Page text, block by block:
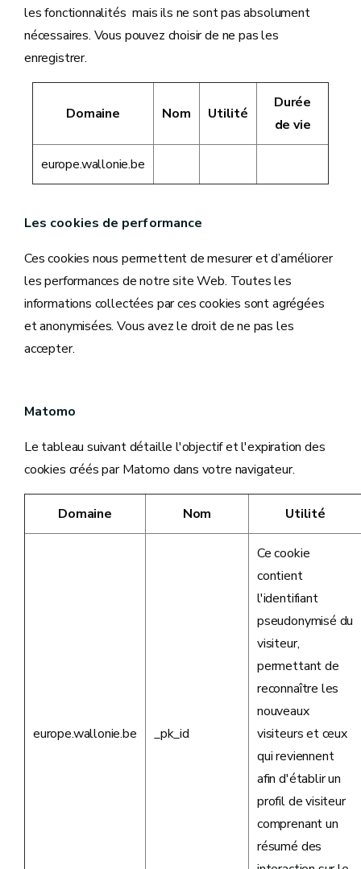
les fonctionnalités mais ils ne sont pas absolument
nécessaires. Vous pouvez choisir de ne pas les
enregistrer.
Domaine Nom Utilité
Durée
de vie
europe.wallonie.be
Les cookies de performance
Ces cookies nous permettent de mesurer et d’améliorer
les performances de notre site Web. Toutes les
informations collectées par ces cookies sont agrégées
et anonymisées. Vous avez le droit de ne pas les
accepter.
Matomo
Le tableau suivant détaille l'objectif et l'expiration des
cookies créés par Matomo dans votre navigateur.
Domaine Nom Utilité
europe.wallonie.be _pk_id
Ce cookie
contient
l'identifiant
pseudonymisé du
visiteur,
permettant de
reconnaître les
nouveaux
visiteurs et ceux
qui reviennent
afin d'établir un
profil de visiteur
comprenant un
résumé des